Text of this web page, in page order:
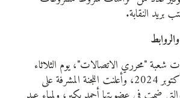
بريد النقابة.
شعبة "محرري الاتصالات"، يوم الثلاثاء
الموافق 22 أكتوبر 2024، وأعلنت اللجنة المشرفة على